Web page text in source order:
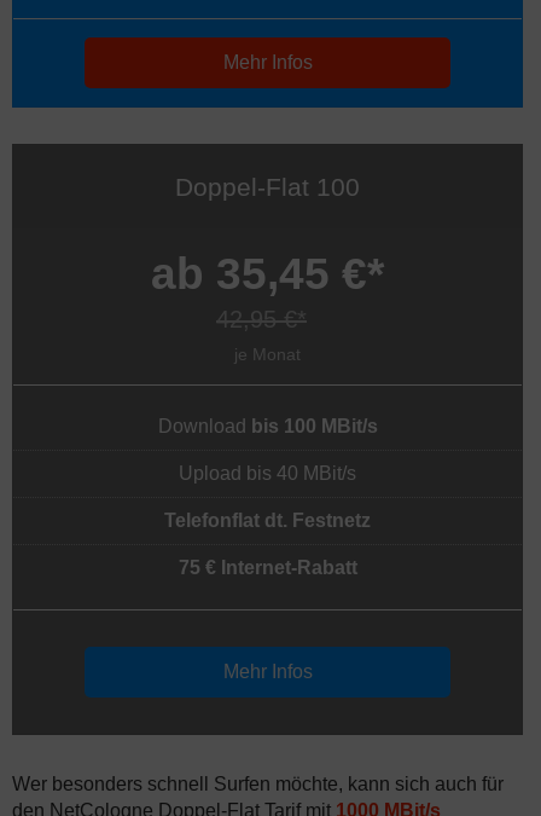
Mehr Infos
Doppel-Flat 100
ab 35,45 €*
42,95 €*
je Monat
Download bis 100 MBit/s
Upload bis 40 MBit/s
Telefonflat dt. Festnetz
75 € Internet-Rabatt
Mehr Infos
Wer besonders schnell Surfen möchte, kann sich auch für
den NetCologne Doppel-Flat Tarif mit 1000 MBit/s